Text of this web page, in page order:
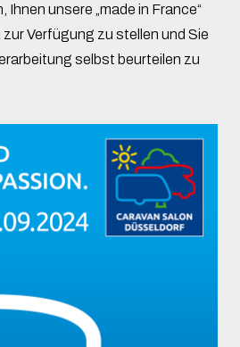
Ihnen unsere „made in France“
Verfügung zu stellen und Sie
selbst beurteilen zu